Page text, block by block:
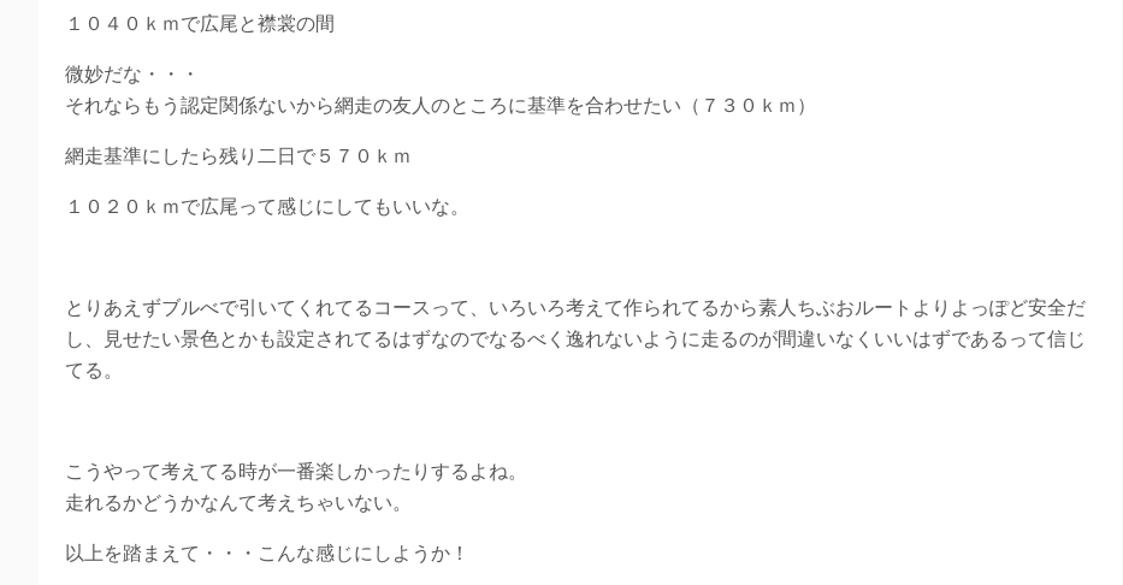
１０４０ｋｍで広尾と襟裳の間
微妙だな・・・
それならもう認定関係ないから網走の友人のところに基準を合わせたい（７３０ｋｍ）
網走基準にしたら残り二日で５７０ｋｍ
１０２０ｋｍで広尾って感じにしてもいいな。
とりあえずブルべで引いてくれてるコースって、いろいろ考えて作られてるから素人ちぶおルートよりよっぽど安全だ
し、見せたい景色とかも設定されてるはずなのでなるべく逸れないように走るのが間違いなくいいはずであるって信じ
てる。
こうやって考えてる時が一番楽しかったりするよね。
走れるかどうかなんて考えちゃいない。
以上を踏まえて・・・こんな感じにしようか！